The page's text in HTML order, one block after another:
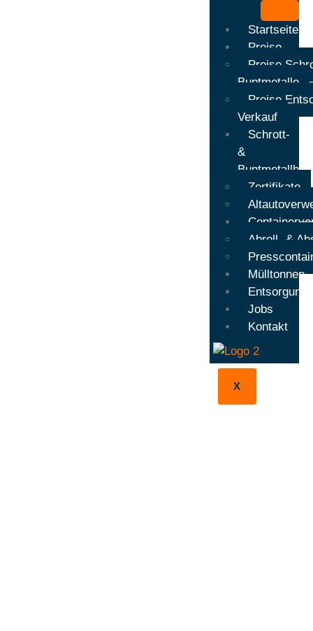
Startseite
Preise
Preise
Buntmetalle
Preise
Verkauf
Schrott-
&
Zertifikate
Abroll- &
Mülltonnen
Jobs
Kontakt
X